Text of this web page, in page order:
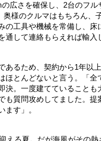
広さを確保し、2台のフ
奥様のクルマはもちろん
の工具や機械を常備し、
通して連絡もらえれば輸入
あるため、契約から1年以
ほとんどないと言う。「
決。一度建てていること
も質問攻めしてました。
ます」。
える夏。だが海風がその